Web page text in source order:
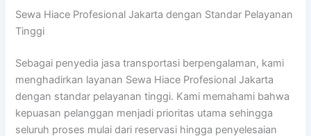
Sewa Hiace Profesional Jakarta dengan Standar Pelayanan
Tinggi
Sebagai penyedia jasa transportasi berpengalaman, kami
menghadirkan layanan Sewa Hiace Profesional Jakarta
dengan standar pelayanan tinggi. Kami memahami bahwa
kepuasan pelanggan menjadi prioritas utama sehingga
seluruh proses mulai dari reservasi hingga penyelesaian